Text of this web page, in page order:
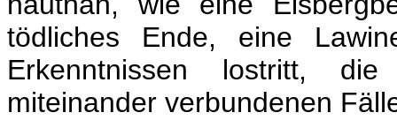
tödliches Ende, eine
Erkenntnissen lostritt,
miteinander verbundenen